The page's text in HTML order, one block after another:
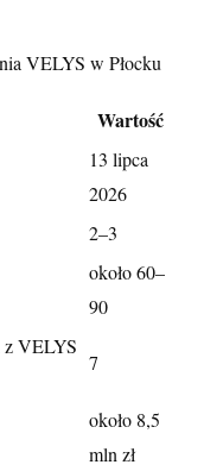
VELYS w Płocku
Wartość
13 lipca
2026
2–3
około 60–
90
z VELYS
7
około 8,5
mln zł